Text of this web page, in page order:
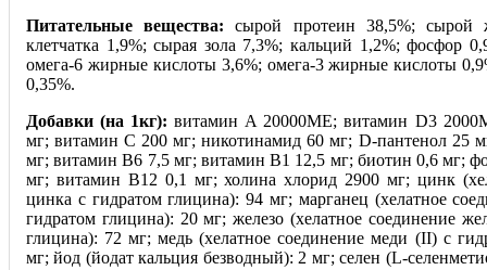
Питательные вещества: сырой протеин 38,5%; сырой
клетчатка 1,9%; сырая зола 7,3%; кальций 1,2%; фосфор
омега-6 жирные кислоты 3,6%; омега-3 жирные кислоты
0,35%.
Добавки (на 1кг): витамин A 20000МЕ; витамин D3
мг; витамин C 200 мг; никотинамид 60 мг; D-пантенол 25
мг; витамин B6 7,5 мг; витамин B1 12,5 мг; биотин 0,6 мг;
мг; витамин B12 0,1 мг; холина хлорид 2900 мг; цинк
цинка с гидратом глицина): 94 мг; марганец (хелатное
гидратом глицина): 20 мг; железо (хелатное соединение
глицина): 72 мг; медь (хелатное соединение меди (II) с
мг; йод (йодат кальция безводный): 2 мг; селен (L-